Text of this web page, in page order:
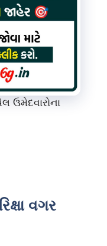
ઉમેદવારોના
વગર